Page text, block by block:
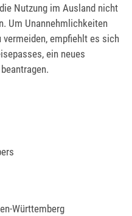
Nutzung im Ausland nicht
Um Unannehmlichkeiten
empfiehlt es sich
ein neues
Württemberg